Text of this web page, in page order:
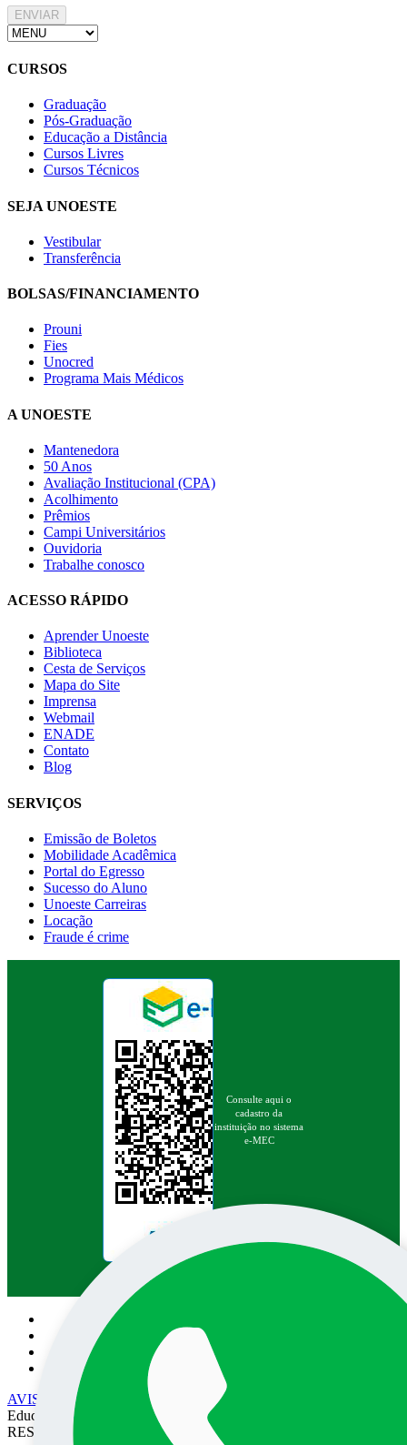
ENVIAR
CURSOS
Graduação
Pós-Graduação
Educação a Distância
Cursos Livres
Cursos Técnicos
SEJA UNOESTE
Vestibular
Transferência
BOLSAS/FINANCIAMENTO
Prouni
Fies
Unocred
Programa Mais Médicos
A UNOESTE
Mantenedora
50 Anos
Avaliação Institucional (CPA)
Acolhimento
Prêmios
Campi Universitários
Ouvidoria
Trabalhe conosco
ACESSO RÁPIDO
Aprender Unoeste
Biblioteca
Cesta de Serviços
Mapa do Site
Imprensa
Webmail
ENADE
Contato
Blog
SERVIÇOS
Emissão de Boletos
Mobilidade Acadêmica
Portal do Egresso
Sucesso do Aluno
Unoeste Carreiras
Locação
Fraude é crime
Consulte aqui o
cadastro da
instituição no sistema
e-MEC
Pesquisa no site:
AVISO DE PRIVACIDADE
• EPEC - Empresa Prudentina de
Educação e Cultura SA/UNOESTE. TODOS OS DIREITOS
RESERVADOS